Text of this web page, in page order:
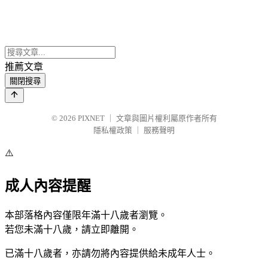
推薦文章
關閉搜尋
© 2026 PIXNET
文章與圖片權利屬原作者所有
隱私權政策
服務聲明
⚠️
成人內容提醒
本部落格內容僅限年滿十八歲者瀏覽。
若您未滿十八歲，請立即離開。
已滿十八歲者，亦請勿將內容提供給未成年人士。